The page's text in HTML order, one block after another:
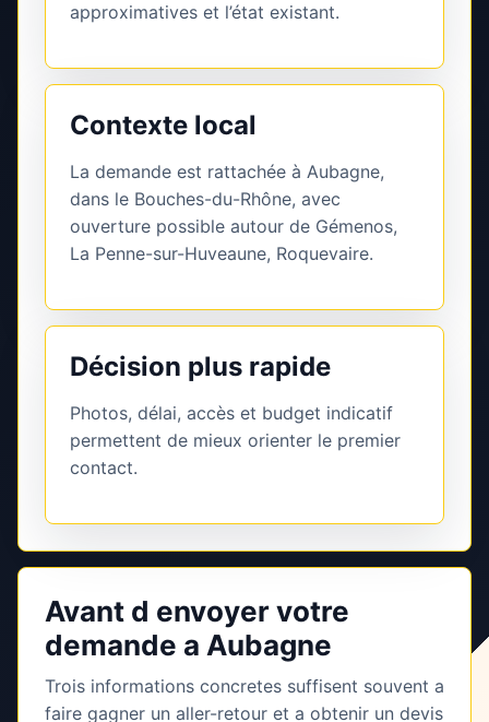
approximatives et l’état existant.
Contexte local
La demande est rattachée à Aubagne,
dans le Bouches-du-Rhône, avec
ouverture possible autour de Gémenos,
La Penne-sur-Huveaune, Roquevaire.
Décision plus rapide
Photos, délai, accès et budget indicatif
permettent de mieux orienter le premier
contact.
Avant d envoyer votre
demande a Aubagne
Trois informations concretes suffisent souvent a
faire gagner un aller-retour et a obtenir un devis